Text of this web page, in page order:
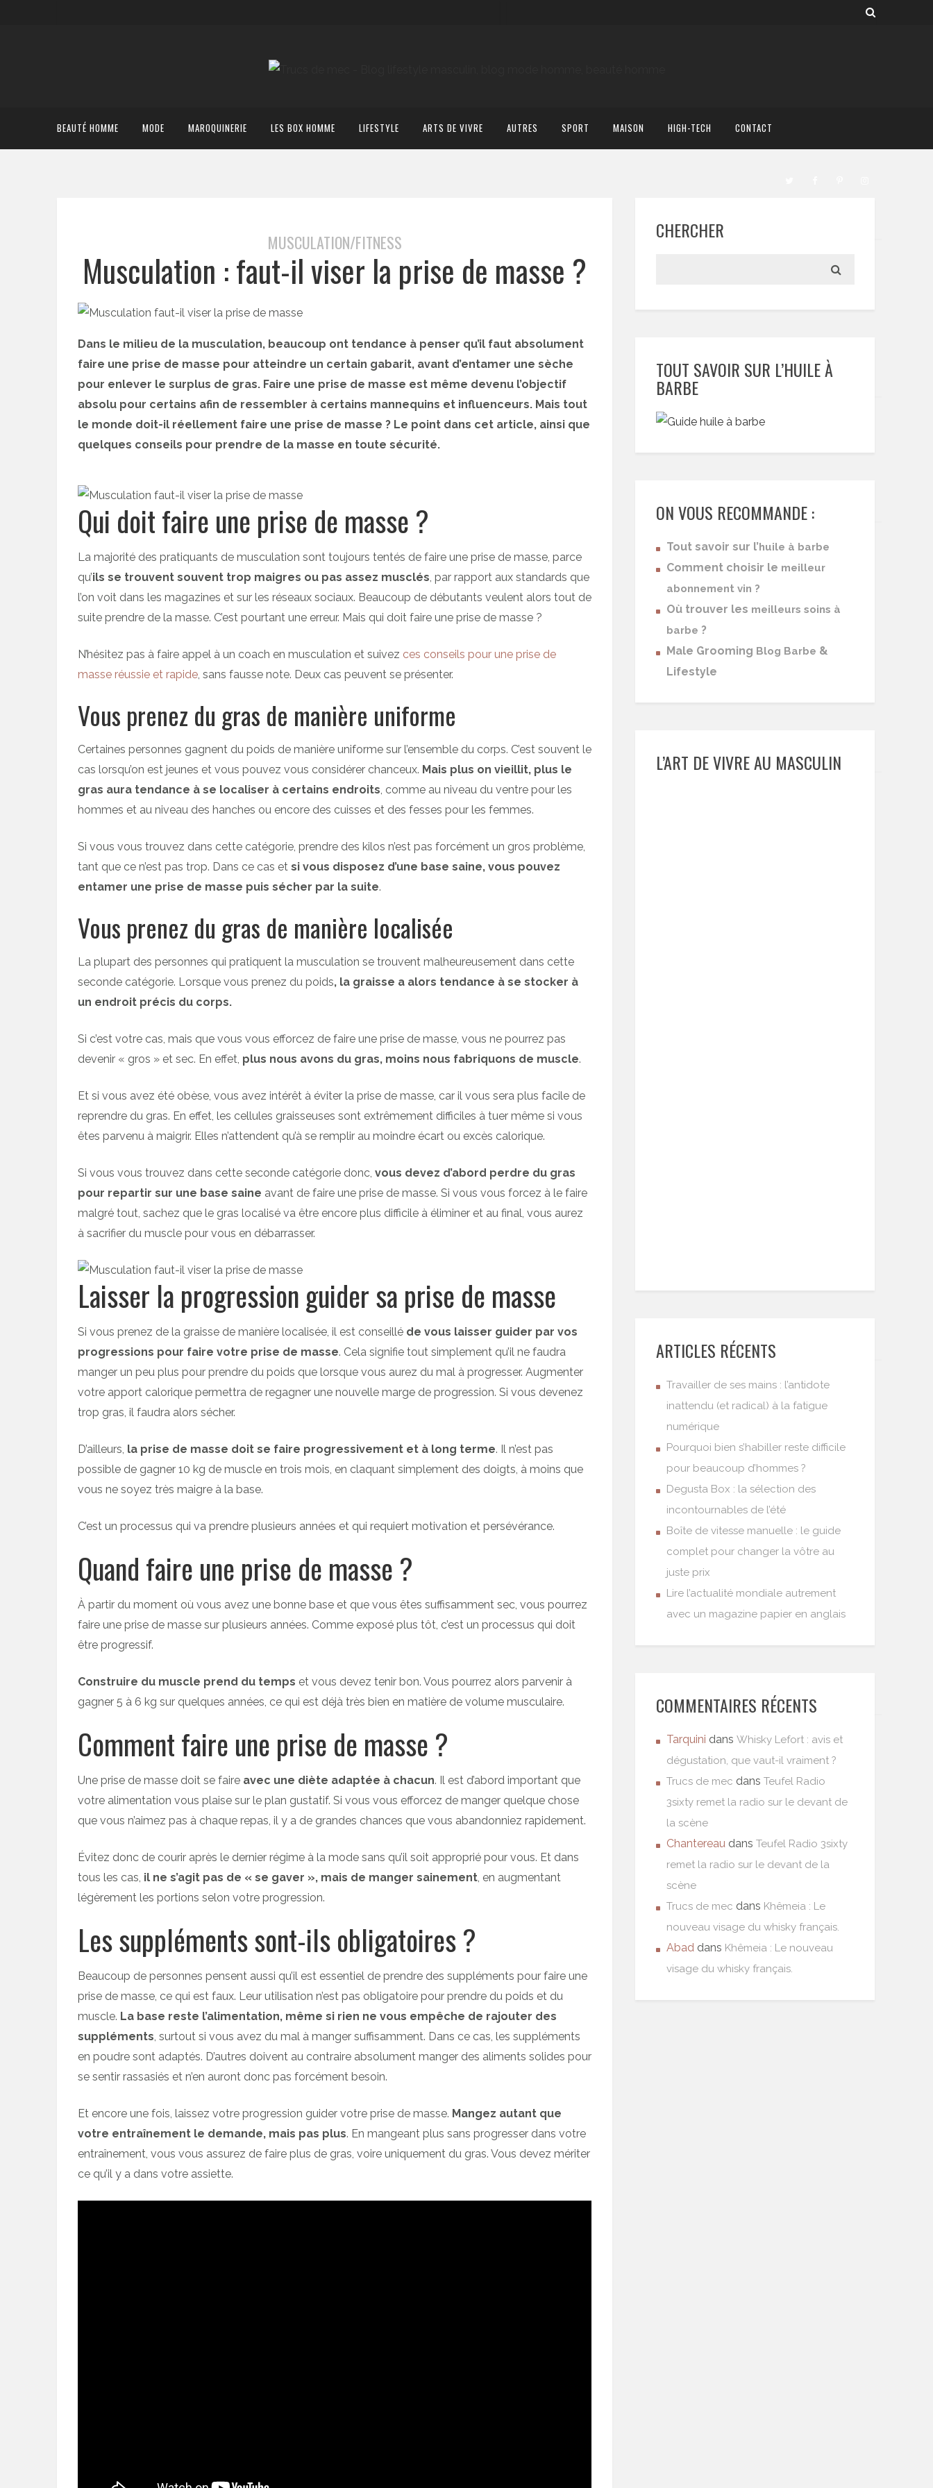
BEAUTÉ HOMME MODE MAROQUINERIE LES BOX HOMME LIFESTYLE ARTS DE VIVRE AUTRES SPORT MAISON HIGH-TECH CONTACT
MUSCULATION/FITNESS
Musculation : faut-il viser la prise de masse ?
Dans le milieu de la musculation, beaucoup ont tendance à penser qu’il faut absolument
faire une prise de masse pour atteindre un certain gabarit, avant d’entamer une sèche
pour enlever le surplus de gras. Faire une prise de masse est même devenu l’objectif
absolu pour certains afin de ressembler à certains mannequins et influenceurs. Mais tout
le monde doit-il réellement faire une prise de masse ? Le point dans cet article, ainsi que
quelques conseils pour prendre de la masse en toute sécurité.
Qui doit faire une prise de masse ?
La majorité des pratiquants de musculation sont toujours tentés de faire une prise de masse, parce
qu’ils se trouvent souvent trop maigres ou pas assez musclés, par rapport aux standards que
l’on voit dans les magazines et sur les réseaux sociaux. Beaucoup de débutants veulent alors tout de
suite prendre de la masse. C’est pourtant une erreur. Mais qui doit faire une prise de masse ?
N’hésitez pas à faire appel à un coach en musculation et suivez ces conseils pour une prise de
masse réussie et rapide, sans fausse note. Deux cas peuvent se présenter.
Vous prenez du gras de manière uniforme
Certaines personnes gagnent du poids de manière uniforme sur l’ensemble du corps. C’est souvent le
cas lorsqu’on est jeunes et vous pouvez vous considérer chanceux. Mais plus on vieillit, plus le
gras aura tendance à se localiser à certains endroits, comme au niveau du ventre pour les
hommes et au niveau des hanches ou encore des cuisses et des fesses pour les femmes.
Si vous vous trouvez dans cette catégorie, prendre des kilos n’est pas forcément un gros problème,
tant que ce n’est pas trop. Dans ce cas et si vous disposez d’une base saine, vous pouvez
entamer une prise de masse puis sécher par la suite.
Vous prenez du gras de manière localisée
La plupart des personnes qui pratiquent la musculation se trouvent malheureusement dans cette
seconde catégorie. Lorsque vous prenez du poids, la graisse a alors tendance à se stocker à
un endroit précis du corps.
Si c’est votre cas, mais que vous vous efforcez de faire une prise de masse, vous ne pourrez pas
devenir « gros » et sec. En effet, plus nous avons du gras, moins nous fabriquons de muscle.
Et si vous avez été obèse, vous avez intérêt à éviter la prise de masse, car il vous sera plus facile de
reprendre du gras. En effet, les cellules graisseuses sont extrêmement difficiles à tuer même si vous
êtes parvenu à maigrir. Elles n’attendent qu’à se remplir au moindre écart ou excès calorique.
Si vous vous trouvez dans cette seconde catégorie donc, vous devez d’abord perdre du gras
pour repartir sur une base saine avant de faire une prise de masse. Si vous vous forcez à le faire
malgré tout, sachez que le gras localisé va être encore plus difficile à éliminer et au final, vous aurez
à sacrifier du muscle pour vous en débarrasser.
Laisser la progression guider sa prise de masse
Si vous prenez de la graisse de manière localisée, il est conseillé de vous laisser guider par vos
progressions pour faire votre prise de masse. Cela signifie tout simplement qu’il ne faudra
manger un peu plus pour prendre du poids que lorsque vous aurez du mal à progresser. Augmenter
votre apport calorique permettra de regagner une nouvelle marge de progression. Si vous devenez
trop gras, il faudra alors sécher.
D’ailleurs, la prise de masse doit se faire progressivement et à long terme. Il n’est pas
possible de gagner 10 kg de muscle en trois mois, en claquant simplement des doigts, à moins que
vous ne soyez très maigre à la base.
C’est un processus qui va prendre plusieurs années et qui requiert motivation et persévérance.
Quand faire une prise de masse ?
À partir du moment où vous avez une bonne base et que vous êtes suffisamment sec, vous pourrez
faire une prise de masse sur plusieurs années. Comme exposé plus tôt, c’est un processus qui doit
être progressif.
Construire du muscle prend du temps et vous devez tenir bon. Vous pourrez alors parvenir à
gagner 5 à 6 kg sur quelques années, ce qui est déjà très bien en matière de volume musculaire.
Comment faire une prise de masse ?
Une prise de masse doit se faire avec une diète adaptée à chacun. Il est d’abord important que
votre alimentation vous plaise sur le plan gustatif. Si vous vous efforcez de manger quelque chose
que vous n’aimez pas à chaque repas, il y a de grandes chances que vous abandonniez rapidement.
Évitez donc de courir après le dernier régime à la mode sans qu’il soit approprié pour vous. Et dans
tous les cas, il ne s’agit pas de « se gaver », mais de manger sainement, en augmentant
légèrement les portions selon votre progression.
Les suppléments sont-ils obligatoires ?
Beaucoup de personnes pensent aussi qu’il est essentiel de prendre des suppléments pour faire une
prise de masse, ce qui est faux. Leur utilisation n’est pas obligatoire pour prendre du poids et du
muscle. La base reste l’alimentation, même si rien ne vous empêche de rajouter des
suppléments, surtout si vous avez du mal à manger suffisamment. Dans ce cas, les suppléments
en poudre sont adaptés. D’autres doivent au contraire absolument manger des aliments solides pour
se sentir rassasiés et n’en auront donc pas forcément besoin.
Et encore une fois, laissez votre progression guider votre prise de masse. Mangez autant que
votre entraînement le demande, mais pas plus. En mangeant plus sans progresser dans votre
entraînement, vous vous assurez de faire plus de gras, voire uniquement du gras. Vous devez mériter
ce qu’il y a dans votre assiette.
CHERCHER
TOUT SAVOIR SUR L’HUILE À
BARBE
ON VOUS RECOMMANDE :
Tout savoir sur l’huile à barbe
Comment choisir le meilleur
abonnement vin ?
Où trouver les meilleurs soins à
barbe ?
Male Grooming Blog Barbe &
Lifestyle
L’ART DE VIVRE AU MASCULIN
ARTICLES RÉCENTS
Travailler de ses mains : l’antidote
inattendu (et radical) à la fatigue
numérique
Pourquoi bien s’habiller reste difficile
pour beaucoup d’hommes ?
Degusta Box : la sélection des
incontournables de l’été
Boîte de vitesse manuelle : le guide
complet pour changer la vôtre au
juste prix
Lire l’actualité mondiale autrement
avec un magazine papier en anglais
COMMENTAIRES RÉCENTS
Tarquini dans Whisky Lefort : avis et
dégustation, que vaut-il vraiment ?
Trucs de mec dans Teufel Radio
3sixty remet la radio sur le devant de
la scène
Chantereau dans Teufel Radio 3sixty
remet la radio sur le devant de la
scène
Trucs de mec dans Khêmeia : Le
nouveau visage du whisky français.
Abad dans Khêmeia : Le nouveau
visage du whisky français.